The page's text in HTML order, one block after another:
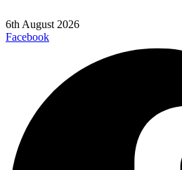
6th August 2026
Facebook